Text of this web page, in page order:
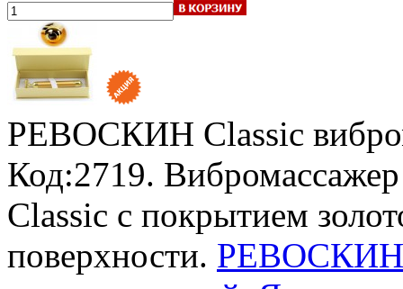
РЕВОСКИН Classic
Код:2719.
Classic с покрытием
поверхности. РЕВОСКИН